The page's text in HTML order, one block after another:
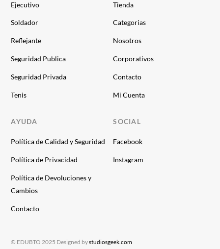
Ejecutivo
Soldador
Reflejante
Seguridad Publica
Seguridad Privada
Tenis
Tienda
Categorias
Nosotros
Corporativos
Contacto
Mi Cuenta
AYUDA
Política de Calidad y Seguridad
Política de Privacidad
Política de Devoluciones y
Cambios
Contacto
SOCIAL
Facebook
Instagram
© EDUBTO 2025 Designed bystudiosgeek.com